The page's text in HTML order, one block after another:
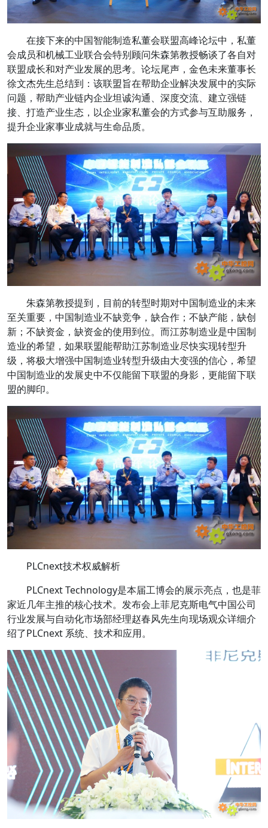
在接下来的中国智能制造私董会联盟高峰论坛中，私董
会成员和机械工业联合会特别顾问朱森第教授畅谈了各自对
联盟成长和对产业发展的思考。论坛尾声，金色未来董事长
徐文杰先生总结到：该联盟旨在帮助企业解决发展中的实际
问题，帮助产业链内企业坦诚沟通、深度交流、建立强链
接、打造产业生态，以企业家私董会的方式参与互助服务，
提升企业家事业成就与生命品质。
朱森第教授提到，目前的转型时期对中国制造业的未来
至关重要，中国制造业不缺竞争，缺合作；不缺产能，缺创
新；不缺资金，缺资金的使用到位。而江苏制造业是中国制
造业的希望，如果联盟能帮助江苏制造业尽快实现转型升
级，将极大增强中国制造业转型升级由大变强的信心，希望
中国制造业的发展史中不仅能留下联盟的身影，更能留下联
盟的脚印。
PLCnext技术权威解析
PLCnext Technology是本届工博会的展示亮点，也是菲
家近几年主推的核心技术。发布会上菲尼克斯电气中国公司
行业发展与自动化市场部经理赵春风先生向现场观众详细介
绍了PLCnext 系统、技术和应用。